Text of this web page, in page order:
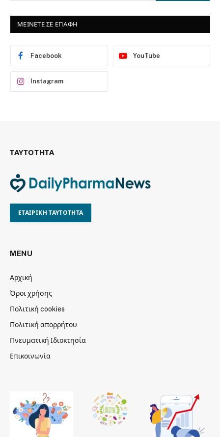
ΜΕΙΝΕΤΕ ΣΕ ΕΠΑΦΗ
Facebook YouTube
Instagram
ΤΑΥΤΟΤΗΤΑ
ΕΤΑΙΡΙΚΗ ΤΑΥΤΟΤΗΤΑ
MENU
Αρχική
Όροι χρήσης
Πολιτική cookies
Πολιτική απορρήτου
Πνευματική Ιδιοκτησία
Επικοινωνία